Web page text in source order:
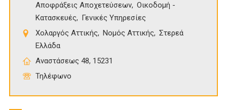
Αποφράξεις Αποχετεύσεων Οικοδομή -
Κατασκευές
Γενικές Υπηρεσίες
Χολαργός Αττικής
Νομός Αττικής
Στερεά
Ελλάδα
Αναστάσεως 48, 15231
Τηλέφωνο